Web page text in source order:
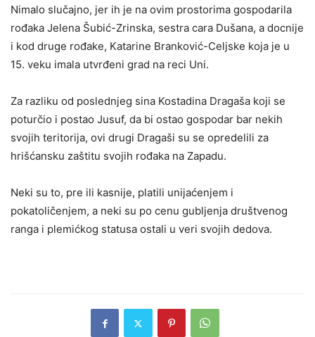
Nimalo slučajno, jer ih je na ovim prostorima gospodarila
rođaka Jelena Šubić-Zrinska, sestra cara Dušana, a docnije
i kod druge rođake, Katarine Branković-Celjske koja je u
15. veku imala utvrđeni grad na reci Uni.
Za razliku od poslednjeg sina Kostadina Dragaša koji se
poturčio i postao Jusuf, da bi ostao gospodar bar nekih
svojih teritorija, ovi drugi Dragaši su se opredelili za
hrišćansku zaštitu svojih rođaka na Zapadu.
Neki su to, pre ili kasnije, platili unijaćenjem i
pokatoličenjem, a neki su po cenu gubljenja društvenog
ranga i plemićkog statusa ostali u veri svojih dedova.